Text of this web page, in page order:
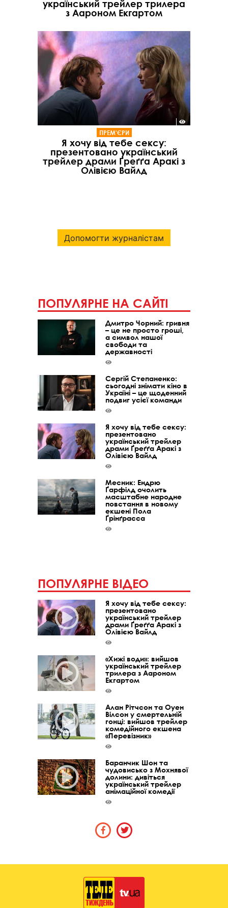
український трейлер трилера
з Аароном Екгартом
ПРЕМ'ЄРИ
Я хочу від тебе сексу:
презентовано український
трейлер драми Ґреґґа Аракі з
Олівією Вайлд
Допомогти журналістам
ПОПУЛЯРНЕ НА САЙТІ
Дмитро Чорний: гривня
– це не просто гроші,
а символ нашої
свободи та
державності
Сергій Степаненко:
сьогодні знімати кіно в
Україні – це щоденний
подвиг усієї команди
Я хочу від тебе сексу:
презентовано
український трейлер
драми Ґреґґа Аракі з
Олівією Вайлд
Месник: Ендрю
Ґарфілд очолить
масштабне народне
повстання в новому
екшені Пола
Ґрінґрасса
ПОПУЛЯРНЕ ВІДЕО
Я хочу від тебе сексу:
презентовано
український трейлер
драми Ґреґґа Аракі з
Олівією Вайлд
«Хижі води»: вийшов
український трейлер
трилера з Аароном
Екгартом
Алан Рітчсон та Оуен
Вілсон у смертельній
гонці: вийшов трейлер
комедійного екшена
«Перевізник»
Баранчик Шон та
чудовисько з Мохнявої
долини: дивіться
український трейлер
анімаційної комедії